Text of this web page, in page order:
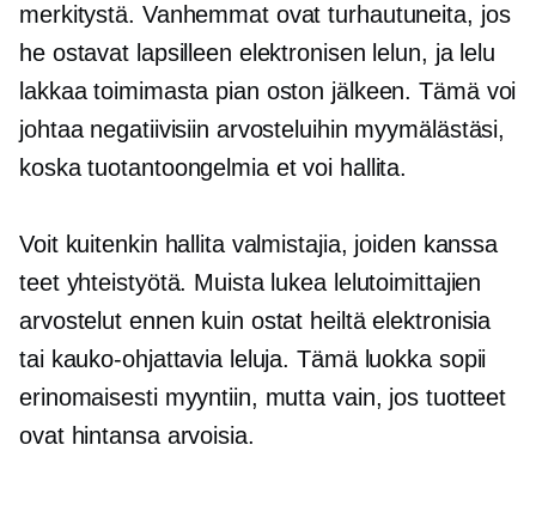
merkitystä. Vanhemmat ovat turhautuneita, jos
he ostavat lapsilleen elektronisen lelun, ja lelu
lakkaa toimimasta pian oston jälkeen. Tämä voi
johtaa negatiivisiin arvosteluihin myymälästäsi,
koska tuotantoongelmia et voi hallita.
Voit kuitenkin hallita valmistajia, joiden kanssa
teet yhteistyötä. Muista lukea lelutoimittajien
arvostelut ennen kuin ostat heiltä elektronisia
tai kauko-ohjattavia leluja. Tämä luokka sopii
erinomaisesti myyntiin, mutta vain, jos tuotteet
ovat hintansa arvoisia.